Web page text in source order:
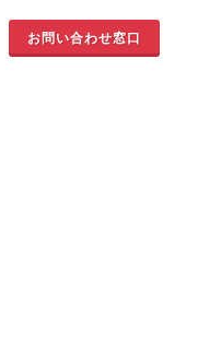
お問い合わせ窓口